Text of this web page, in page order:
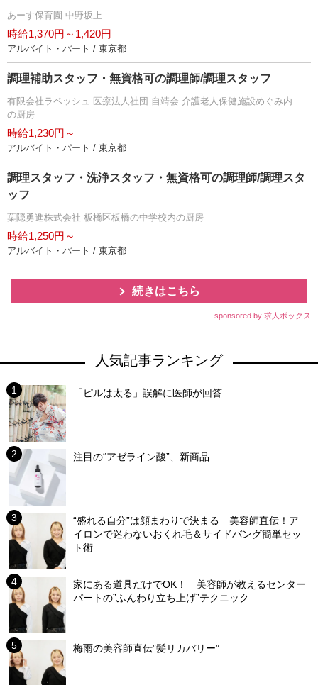
あーす保育園 中野坂上
時給1,370円～1,420円
アルバイト・パート / 東京都
調理補助スタッフ・無資格可の調理師/調理スタッフ
有限会社ラペッシュ 医療法人社団 自靖会 介護老人保健施設めぐみ内
の厨房
時給1,230円～
アルバイト・パート / 東京都
調理スタッフ・洗浄スタッフ・無資格可の調理師/調理スタ
ッフ
葉隠勇進株式会社 板橋区板橋の中学校内の厨房
時給1,250円～
アルバイト・パート / 東京都
続きはこちら
sponsored by 求人ボックス
人気記事ランキング
「ピルは太る」誤解に医師が回答
注目の“アゼライン酸”、新商品
“盛れる自分”は顔まわりで決まる 美容師直伝！ア
イロンで迷わないおくれ毛＆サイドバング簡単セッ
ト術
家にある道具だけでOK！ 美容師が教えるセンター
パートの”ふんわり立ち上げ”テクニック
梅雨の美容師直伝”髪リカバリー”